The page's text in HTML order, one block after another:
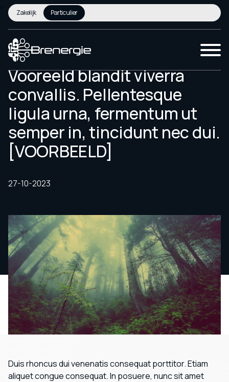
Zakelijk Particulier
Vooreeld blandit viverra
convallis. Pellentesque
ligula urna, fermentum ut
semper in, tincidunt nec dui.
[VOORBEELD]
27-10-2023
Duis rhoncus dui venenatis consequat porttitor. Etiam
aliquet congue consequat. In posuere, nunc sit amet